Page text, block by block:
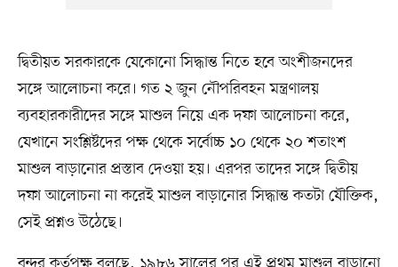
দ্বিতীয়ত সরকারকে যেকোনো সিদ্ধান্ত নিতে হবে অংশীজনদের
সঙ্গে আলোচনা করে। গত ২ জুন নৌপরিবহন মন্ত্রণালয়
ব্যবহারকারীদের সঙ্গে মাশুল নিয়ে এক দফা আলোচনা করে,
যেখানে সংশ্লিষ্টদের পক্ষ থেকে সর্বোচ্চ ১০ থেকে ২০ শতাংশ
মাশুল বাড়ানোর প্রস্তাব দেওয়া হয়। এরপর তাদের সঙ্গে দ্বিতীয়
দফা আলোচনা না করেই মাশুল বাড়ানোর সিদ্ধান্ত কতটা যৌক্তিক,
সেই প্রশ্নও উঠেছে।